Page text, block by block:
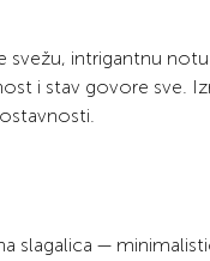
intrigantnu
i stav govore sve.
slagalica —